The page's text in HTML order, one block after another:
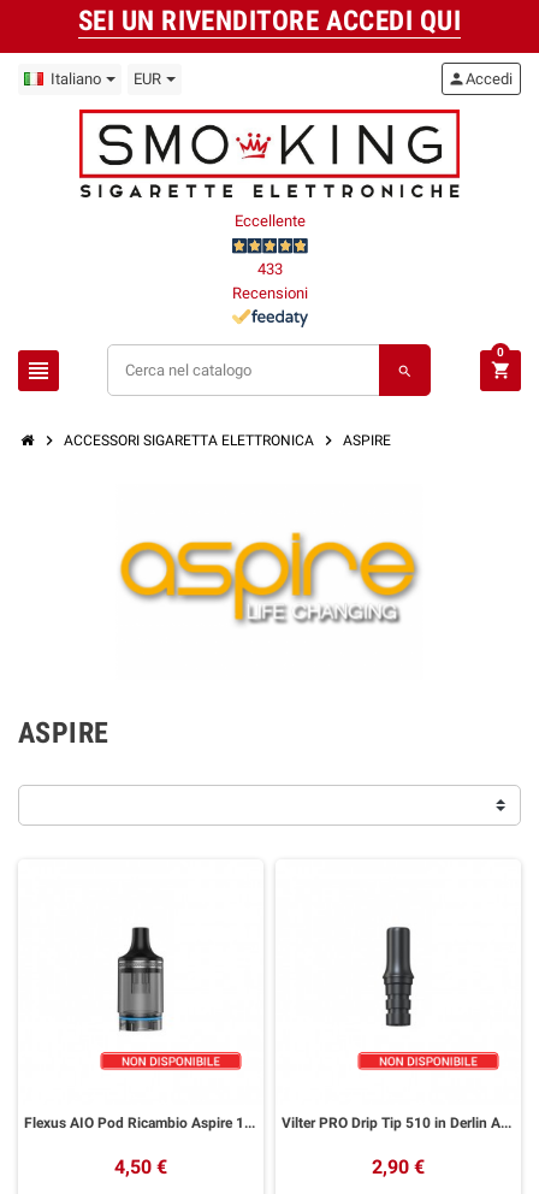
SEI UN RIVENDITORE ACCEDI QUI
Italiano EUR
Eccellente
433
Recensioni
view_headline search
personAccedi
shopping_cart
0
chevron_right ACCESSORI SIGARETTA ELETTRONICA chevron_right ASPIRE
ASPIRE
Flexus AIO Pod Ricambio Aspire 1 Pezzo
4,50 €
Vilter PRO Drip Tip 510 in Derlin Aspire
2,90 €